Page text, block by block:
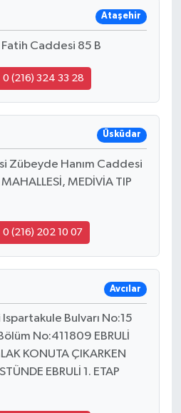
Ataşehir
Caddesi 85 B
0 (216) 324 33 28
Üsküdar
Zübeyde Hanım Caddesi
MEDİVİA TIP
0 (216) 202 10 07
Avcılar
Bulvarı No:15
No:411809 EBRULİ
KONUTA ÇIKARKEN
EBRULİ 1. ETAP